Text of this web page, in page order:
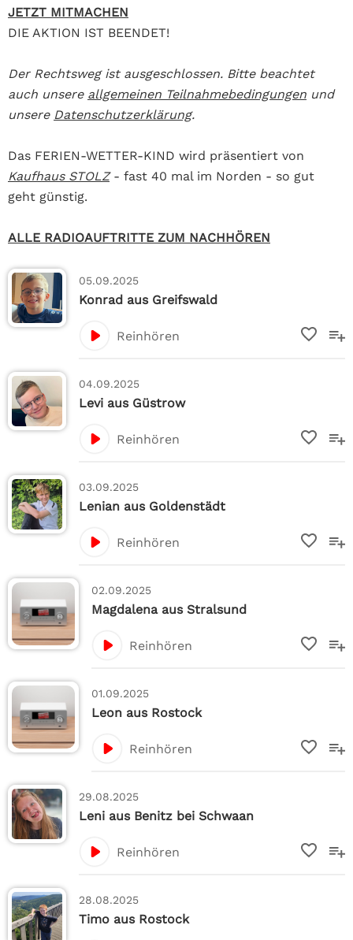
JETZT MITMACHEN
DIE AKTION IST BEENDET!
Der Rechtsweg ist ausgeschlossen. Bitte beachtet
auch unsere allgemeinen Teilnahmebedingungen und
unsere Datenschutzerklärung.
Das FERIEN-WETTER-KIND wird präsentiert von
Kaufhaus STOLZ - fast 40 mal im Norden - so gut
geht günstig.
ALLE RADIOAUFTRITTE ZUM NACHHÖREN
05.09.2025
Konrad aus Greifswald
Reinhören
04.09.2025
Levi aus Güstrow
Reinhören
03.09.2025
Lenian aus Goldenstädt
Reinhören
02.09.2025
Magdalena aus Stralsund
Reinhören
01.09.2025
Leon aus Rostock
Reinhören
29.08.2025
Leni aus Benitz bei Schwaan
Reinhören
28.08.2025
Timo aus Rostock